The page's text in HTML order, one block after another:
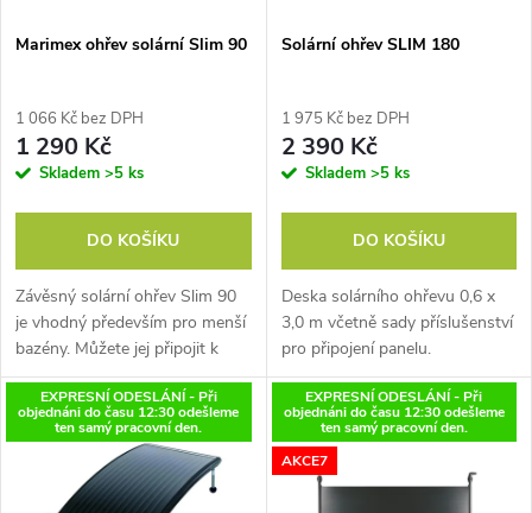
p
r
o
u
k
t
s
r
o
d
u
k
t
Marimex ohřev solární Slim 90
1 066 Kč bez DPH
1 290 Kč
Skladem >5 ks
DO KOŠÍKU
Závěsný solární ohřev Slim 90
je vhodný především pro menší
bazény. Můžete jej připojit k
pískové filtraci s maximálním
průtokem 6 m3/hod. (pro
kartušové filtrace není
Solární ohřev SLIM 180
1 975 Kč bez DPH
2 390 Kč
Skladem >5 ks
DO KOŠÍKU
Deska solárního ohřevu 0,6 x
3,0 m včetně sady příslušenství
pro připojení panelu.
EXPRESNÍ ODESLÁNÍ - Při
objednáni do času 12:30 odešleme
ten samý pracovní den.
EXPRESNÍ ODESLÁNÍ - Při
objednáni do času 12:30 odešleme
ten samý pracovní den.
AKCE7